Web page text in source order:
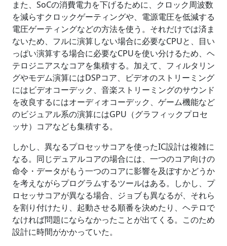
また、SoCの消費電力を下げるために、クロック周波数
を減らすクロックゲーティングや、電源電圧を低減する
電圧ゲーティングなどの方法を使う。それだけでは済ま
ないため、フルに演算しない場合に必要なCPUと、目い
っぱい演算する場合に必要なCPUを使い分けるため、ヘ
テロジニアスなコアを集積する。加えて、フィルタリン
グやモデム演算にはDSPコア、ビデオのストリーミング
にはビデオコーデック、音楽ストリーミングのサウンド
を改良するにはオーディオコーデック、ゲーム機能など
のビジュアル系の演算にはGPU（グラフィックプロセ
ッサ）コアなども集積する。
しかし、異なるプロセッサコアを使ったIC設計は複雑に
なる。同じデュアルコアの場合には、一つのコア向けの
命令・データがもう一つのコアに影響を及ぼすかどうか
を考えながらプログラムするツールはある。しかし、プ
ロセッサコアが異なる場合、ジョブも異なるが、それら
を割り付けたり、起動させる順番を決めたり、ヘテロで
なければ問題にならなかったことが出てくる。このため
設計に時間がかかっていた。